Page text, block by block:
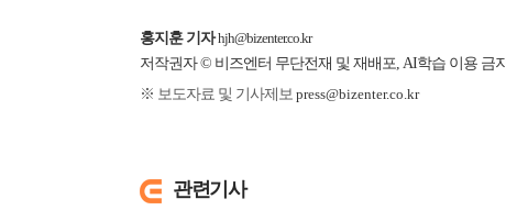
홍지훈 기자 hjh@bizenter.co.kr
저작권자 © 비즈엔터 무단전재 및 재배포, AI학습 이용 금지
※ 보도자료 및 기사제보 press@bizenter.co.kr
관련기사